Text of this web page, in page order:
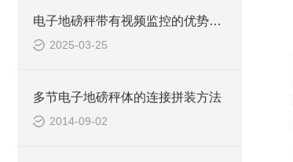
电子地磅秤带有视频监控的优势和重要性
2025-03-25
多节电子地磅秤体的连接拼装方法
2014-09-02